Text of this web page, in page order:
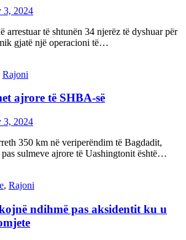
3, 2024
arrestuar të shtunën 34 njerëz të dyshuar për
gjatë një operacioni të…
Rajoni
ajrore të SHBA-së
3, 2024
350 km në veriperëndim të Bagdadit,
sulmeve ajrore të Uashingtonit është…
, Rajoni
ndihmë pas aksidentit ku u